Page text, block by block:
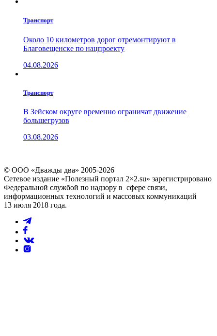
Транспорт
Около 10 километров дорог отремонтируют в
Благовещенске по нацпроекту
04.08.2026
Транспорт
В Зейском округе временно ограничат движение
большегрузов
03.08.2026
© ООО «Дважды два» 2005-2026
Сетевое издание «Полезный портал 2×2.su» зарегистрировано
Федеральной службой по надзору в сфере связи,
информационных технологий и массовых коммуникаций
13 июля 2018 года.